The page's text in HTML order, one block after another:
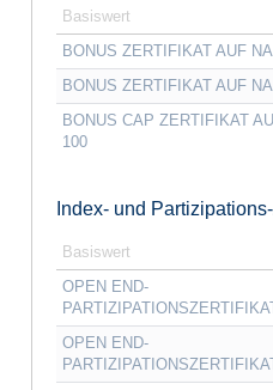
Basiswert
BONUS ZERTIFIKAT AUF
BONUS ZERTIFIKAT AUF
BONUS CAP ZERTIFIKAT
100
Index- und
Basiswert
OPEN END-
OPEN END-